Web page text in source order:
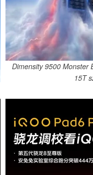
Dimensity 9500 Monster
15T